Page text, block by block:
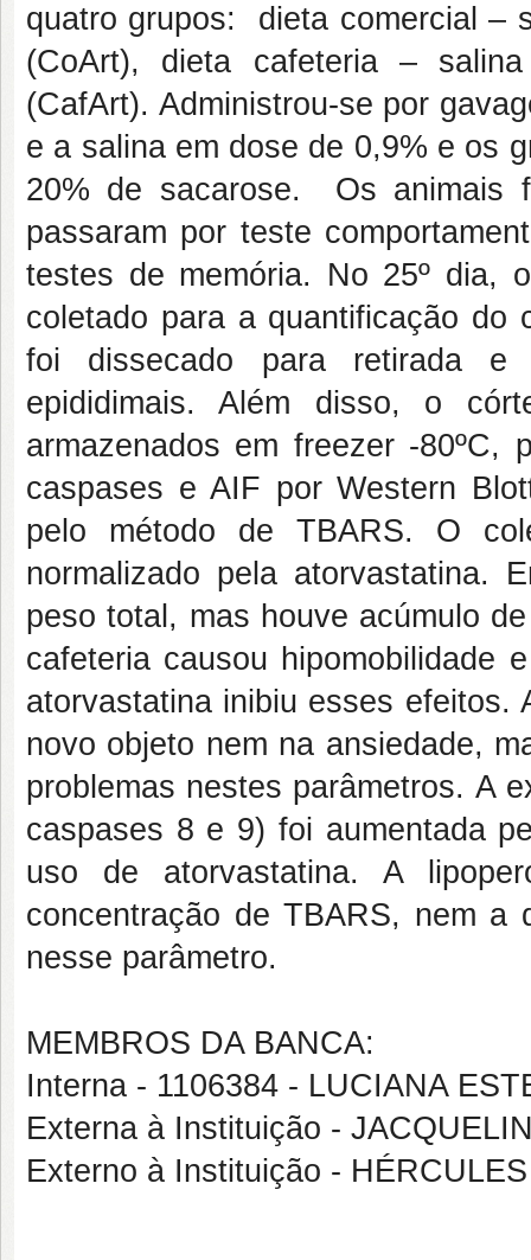
quatro grupos: dieta comercial –
(CoArt), dieta cafeteria –
(CafArt). Administrou-se por
e a salina em dose de 0,9% e os
20% de sacarose. Os animais
passaram por teste
testes de memória. No 25º dia,
coletado para a quantificação do
foi dissecado para retirada e
epididimais. Além disso, o
armazenados em freezer -80ºC,
caspases e AIF por Western
pelo método de TBARS. O
normalizado pela atorvastatina.
peso total, mas houve acúmulo
cafeteria causou hipomobilidade
atorvastatina inibiu esses efeitos.
novo objeto nem na ansiedade,
problemas nestes parâmetros. A
caspases 8 e 9) foi aumentada
uso de atorvastatina. A
concentração de TBARS, nem a
nesse parâmetro.
MEMBROS DA BANCA:
Interna - 1106384 - LUCIANA
Externa à Instituição -
Externo à Instituição -